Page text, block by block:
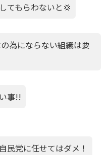
てもらわないと💢
為にならない組織は要
事!!
民党に任せてはダメ！